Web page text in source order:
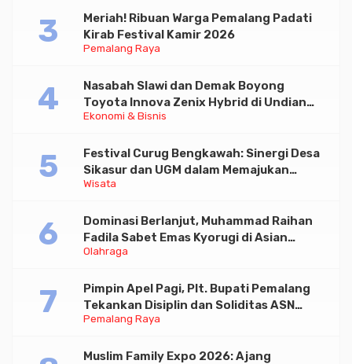
Pemalang Raya
Meriah! Ribuan Warga Pemalang Padati
Kirab Festival Kamir 2026
Ekonomi & Bisnis
Nasabah Slawi dan Demak Boyong
Toyota Innova Zenix Hybrid di Undian
Tabungan Bima Bank Jateng
Wisata
Festival Curug Bengkawah: Sinergi Desa
Sikasur dan UGM dalam Memajukan
Wisata serta UMKM Lokal
Olahraga
Dominasi Berlanjut, Muhammad Raihan
Fadila Sabet Emas Kyorugi di Asian
Taekwondo Indonesia Open 2026
Pemalang Raya
Pimpin Apel Pagi, Plt. Bupati Pemalang
Tekankan Disiplin dan Soliditas ASN
untuk Pelayanan Publik
Muslim Family Expo 2026: Ajang